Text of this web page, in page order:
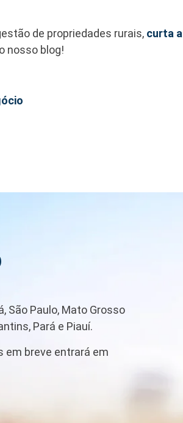
de propriedades rurais, curta a
nosso blog!
São Paulo, Mato Grosso
Pará e Piauí.
em breve entrará em